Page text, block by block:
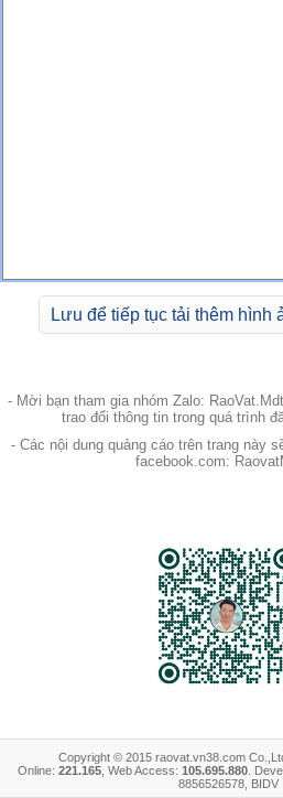
Lưu để tiếp tục tải thêm hình
- Mời bạn tham gia nhóm Zalo:
trao đổi thông tin trong quá trình
- Các nội dung quảng cáo trên trang này
facebook.com:
Copyright © 2015 raovat.vn38.com
Online: 221.165 , Web Access: 105.695.880 .
8856526578, BIDV